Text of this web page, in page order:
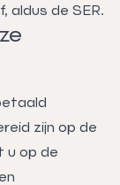
aldus de SER.
zijn op de
u op de